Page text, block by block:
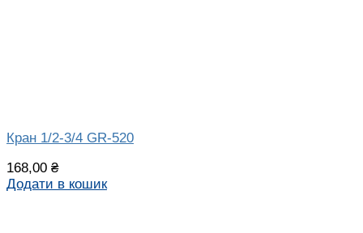
Кран 1/2-3/4 GR-520
168,00 ₴
Додати в кошик